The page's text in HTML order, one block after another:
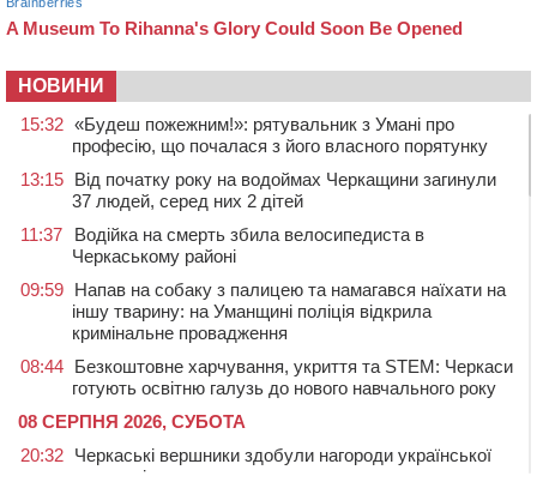
НОВИНИ
15:32 «Будеш пожежним!»: рятувальник з Умані про
професію, що почалася з його власного порятунку
13:15 Від початку року на водоймах Черкащини загинули
37 людей, серед них 2 дітей
11:37
Водійка на смерть збила велосипедиста в
Черкаському районі
09:59 Напав на собаку з палицею та намагався наїхати на
іншу тварину: на Уманщині поліція відкрила
кримінальне провадження
08:44 Безкоштовне харчування, укриття та STEM: Черкаси
готують освітню галузь до нового навчального року
08 СЕРПНЯ 2026, СУБОТА
20:32 Черкаські вершники здобули нагороди української
першості